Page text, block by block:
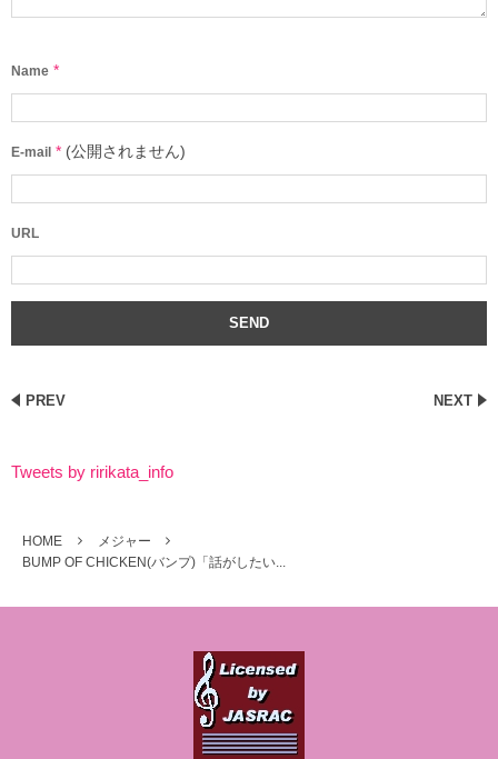
Name *
E-mail * (公開されません)
URL
PREV NEXT
Tweets by ririkata_info
HOME
メジャー
BUMP OF CHICKEN(バンプ)「話がしたい...